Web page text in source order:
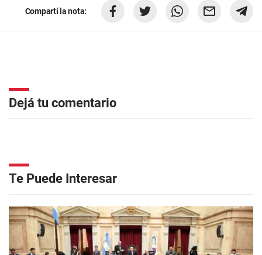
Compartí la nota:
Dejá tu comentario
Te Puede Interesar